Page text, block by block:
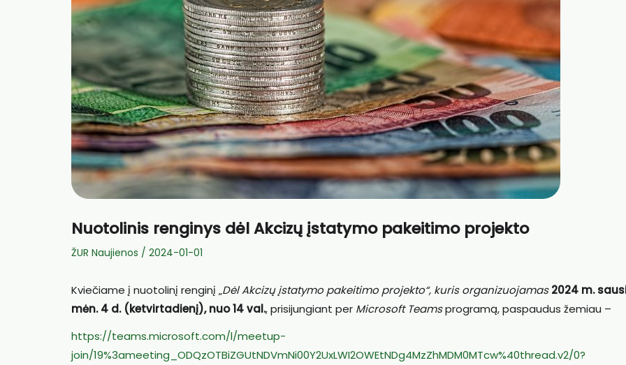
Nuotolinis renginys dėl Akcizų įstatymo pakeitimo projekto
ŽUR Naujienos / 2024-01-01
Kviečiame į nuotolinį renginį „Dėl Akcizų įstatymo pakeitimo projekto“, kuris organizuojamas2024 m.
mėn. 4 d. (ketvirtadienį), nuo 14 val., prisijungiant per Microsoft Teamsprogramą, paspaudus žemiau –
https://teams.microsoft.com/l/meetup-
join/19%3ameeting_ODQzOTBiZGUtNDVmNi00Y2UxLWI2OWEtNDg4MzZhMDM0MTcw%40thread.v2/0?